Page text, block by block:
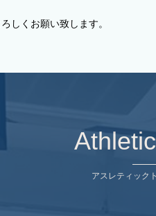
しくお願い致します。
アスレティック